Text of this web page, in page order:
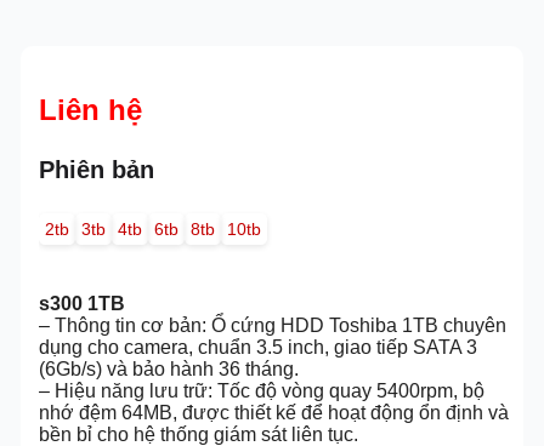
Liên hệ
Phiên bản
2tb 3tb 4tb 6tb 8tb 10tb
s300 1TB
– Thông tin cơ bản: Ổ cứng HDD Toshiba 1TB chuyên
dụng cho camera, chuẩn 3.5 inch, giao tiếp SATA 3
(6Gb/s) và bảo hành 36 tháng.
– Hiệu năng lưu trữ: Tốc độ vòng quay 5400rpm, bộ
nhớ đệm 64MB, được thiết kế để hoạt động ổn định và
bền bỉ cho hệ thống giám sát liên tục.